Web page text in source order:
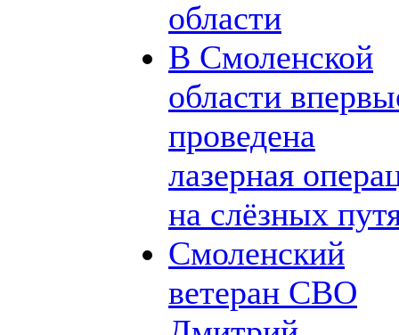
области
В Смоленской
области
проведена
лазерная
на слёзных
Смоленский
ветеран СВО